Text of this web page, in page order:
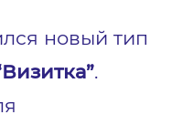
новый тип
.